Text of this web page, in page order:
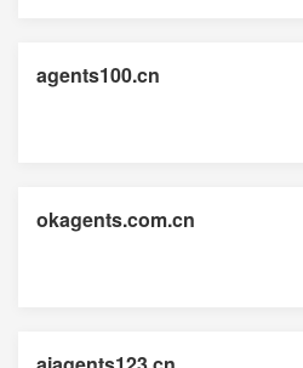
agents100.cn
okagents.com.cn